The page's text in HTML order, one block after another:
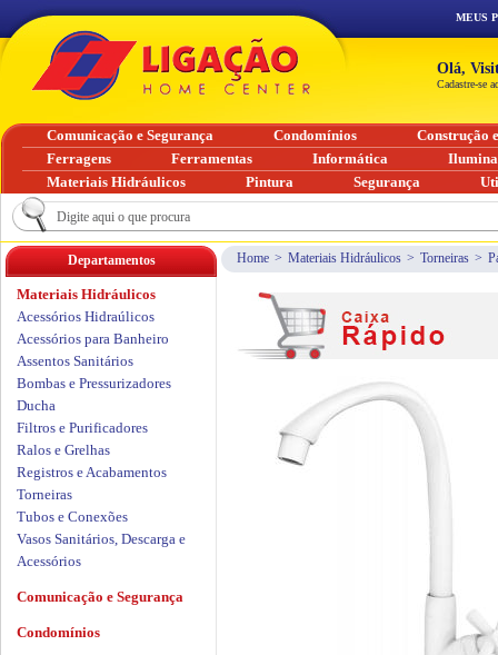
Home > Materiais Hidráulicos > Torneiras >
Departamentos
Materiais Hidráulicos
Acessórios Hidraúlicos
Acessórios para Banheiro
Assentos Sanitários
Bombas e Pressurizadores
Ducha
Filtros e Purificadores
Ralos e Grelhas
Registros e Acabamentos
Torneiras
Tubos e Conexões
Vasos Sanitários, Descarga e
Acessórios
Comunicação e Segurança
Condomínios
MEUS
Olá,
Cadastre-se
Comunicação e Segurança Condomínios
Construção
Ferragens
Ferramentas Informática
Materiais Hidráulicos
Pintura Segurança